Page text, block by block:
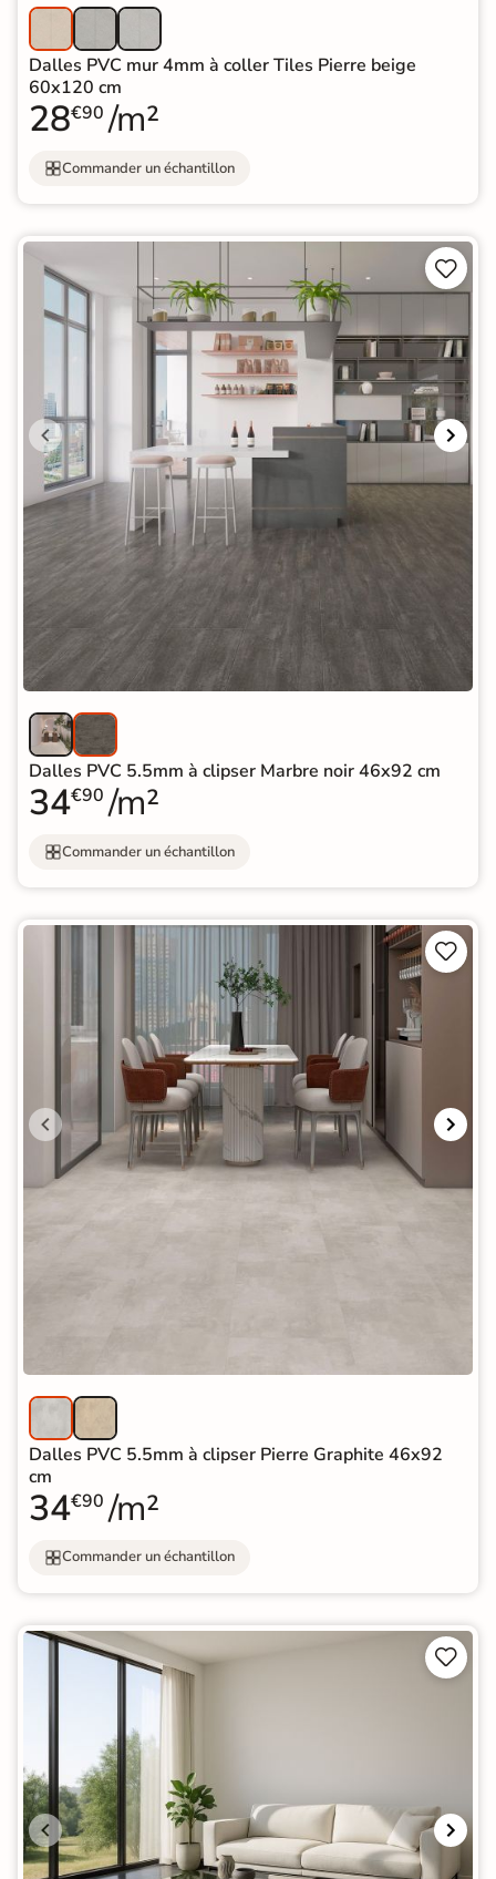
Dalles PVC mur 4mm à coller Tiles Pierre beige
60x120 cm
28€90 /m²
Commander un échantillon


Dalles PVC 5.5mm à clipser Marbre noir 46x92 cm
34€90 /m²
Commander un échantillon


Dalles PVC 5.5mm à clipser Pierre Graphite 46x92
cm
34€90 /m²
Commander un échantillon

